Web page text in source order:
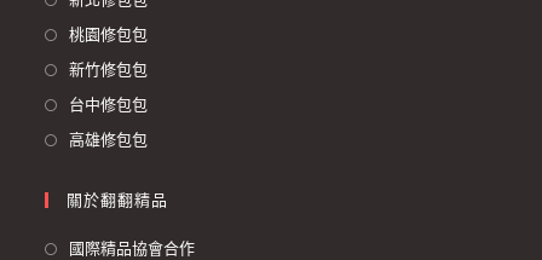
桃園修包包
新竹修包包
台中修包包
高雄修包包
關於翻翻精品
國際精品協會合作